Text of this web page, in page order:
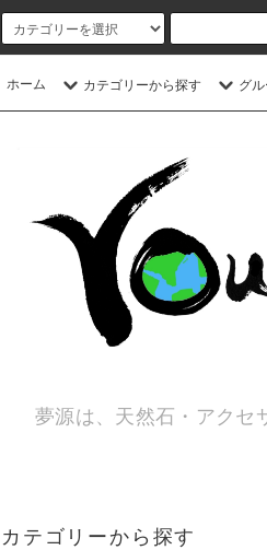
ホーム カテゴリーから探す グ
夢源は、天然石・アクセ
カテゴリーから探す